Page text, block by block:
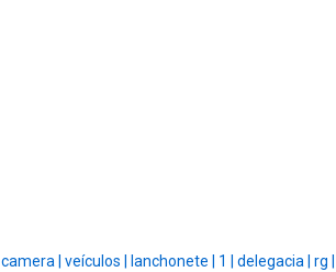
camera | veículos | lanchonete | 1 | delegacia | rg |